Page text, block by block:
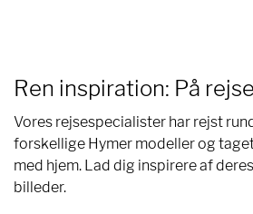
Ren inspiration: På
Vores rejsespecialister har rejst
forskellige Hymer modeller og
med hjem. Lad dig inspirere af
billeder.